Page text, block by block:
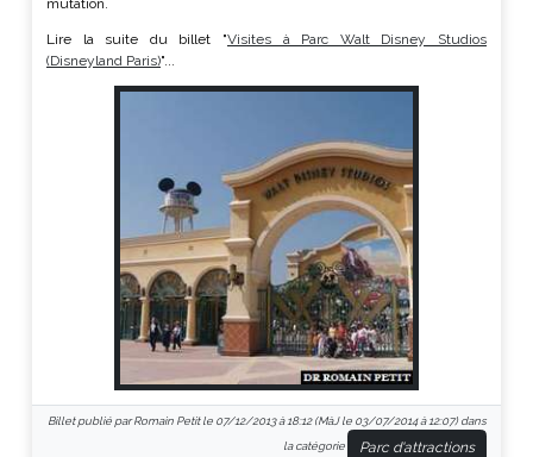
mutation.
Lire la suite du billet "Visites à Parc Walt Disney Studios
(Disneyland Paris)"...
Billet publié par Romain Petit le 07/12/2013 à 18:12 (MàJ le 03/07/2014 à 12:07) dans
la catégorie
Parc d'attractions